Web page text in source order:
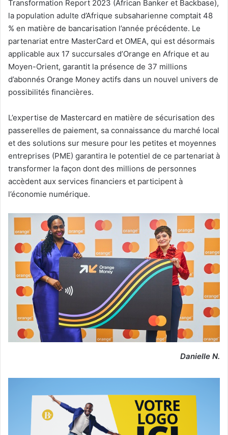
Transformation Report 2023 (African Banker et Backbase),
la population adulte d’Afrique subsaharienne comptait 48
% en matière de bancarisation l’année précédente. Le
partenariat entre MasterCard et OMEA, qui est désormais
applicable aux 17 succursales d’Orange en Afrique et au
Moyen-Orient, garantit la présence de 37 millions
d’abonnés Orange Money actifs dans un nouvel univers de
possibilités financières.
L’expertise de Mastercard en matière de sécurisation des
passerelles de paiement, sa connaissance du marché local
et des solutions sur mesure pour les petites et moyennes
entreprises (PME) garantira le potentiel de ce partenariat à
transformer la façon dont des millions de personnes
accèdent aux services financiers et participent à
l’économie numérique.
Danielle N.